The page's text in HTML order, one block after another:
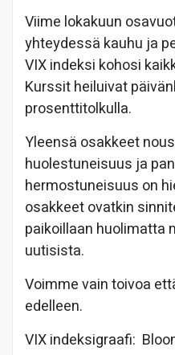
Viime lokakuun
yhteydessä kauhu ja
VIX indeksi kohosi
Kurssit heiluivat
prosenttitolkulla.
Yleensä osakkeet
huolestuneisuus ja
hermostuneisuus on
osakkeet ovatkin
paikoillaan huolimatta
uutisista.
Voimme vain toivoa
edelleen.
VIX indeksigraafi: